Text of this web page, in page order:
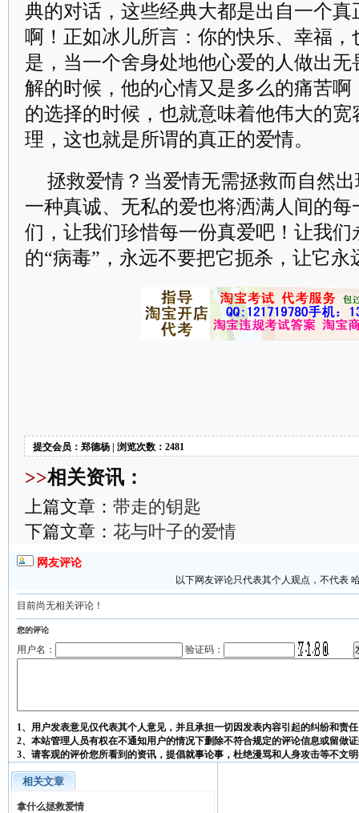
典的对话，这些经典大都是出自一个
啊！正如冰儿所言：你的快乐、幸福
是，当一个舍身处地他心爱的人做出
解的时候，他的心情又是多么的痛苦
的选择的时候，也就意味着他伟大的
理，这也就是所谓的真正的爱情。
拯救爱情？当爱情无需拯救而自然
一种真诚、无私的爱也将洒满人间的
们，让我们珍惜每一份真爱吧！让我
的“病毒”，永远不要把它扼杀，让它
提交会员：郑德杨 | 浏览次数：2481
>>相关资讯：
上篇文章： 带走的钥匙
下篇文章： 花与叶子的爱情
网友评论
以下网友评论只代表其个人观点，不代表
目前尚无相关评论！
您的评论
用户名： 验证码：
1、用户发表意见仅代表其个人意见，并且承担一切因发表内容引起的纠纷和责
2、本站管理人员有权在不通知用户的情况下删除不符合规定的评论信息或留做
3、请客观的评价您所看到的资讯，提倡就事论事，杜绝漫骂和人身攻击等不文
相关文章
拿什么拯救爱情